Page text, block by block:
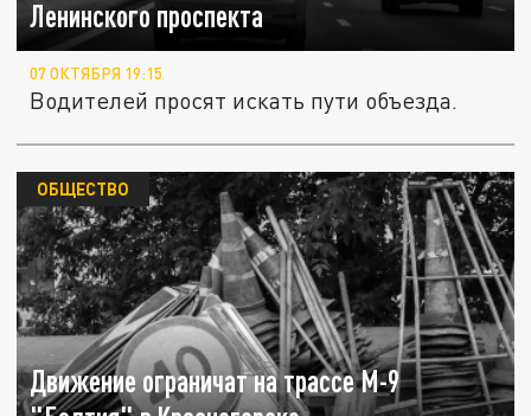
Ленинского проспекта
07 ОКТЯБРЯ 19:15
Водителей просят искать пути объезда.
Движение ограничат на трассе М-9
ОБЩЕСТВО